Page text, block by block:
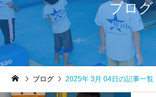
お知らせ
令和8年度未就園児クラス
ブログ
ブログ 2025年 3月 04日の記事一覧